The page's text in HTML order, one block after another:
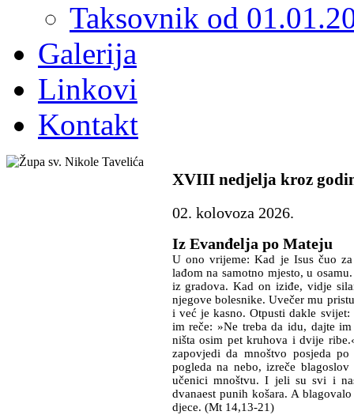
Taksovnik od
Galerija
Linkovi
Kontakt
XVIIInedjelja kroz
02. kolovoza 2026.
Iz Evanđelja po Mateju
U ono vrijeme:Kad je Isus čuo
lađom na samotno mjesto, u
iz gradova. Kad on iziđe, vidje
njegove bolesnike.Uvečer mu
i već je kasno. Otpusti dakle
im reče: »Ne treba da idu, dajte
ništa osim pet kruhova i dvije
zapovjedi da mnoštvo posjeda
pogleda na nebo, izreče
učenici mnoštvu.I jeli su svi i
dvanaest punih košara. A
djece. (Mt14,13-21)